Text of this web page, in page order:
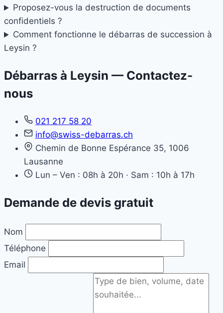
Proposez-vous la destruction de documents
confidentiels ?
Comment fonctionne le débarras de succession à
Leysin ?
Débarras à Leysin — Contactez-
nous
021 217 58 20
info@swiss-debarras.ch
Chemin de Bonne Espérance 35, 1006
Lausanne
Lun – Ven : 08h à 20h · Sam : 10h à 17h
Demande de devis gratuit
Nom
Téléphone
Email